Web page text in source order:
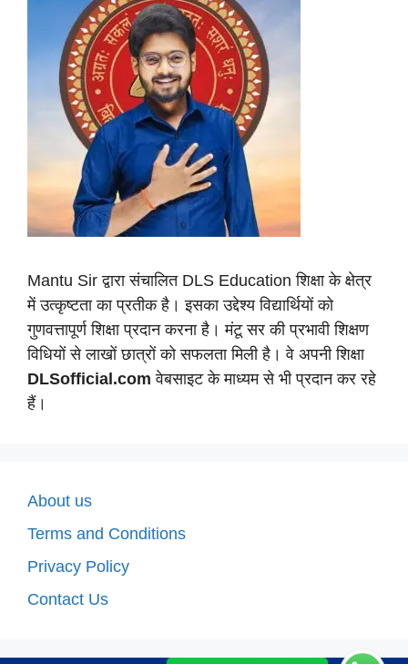
Mantu Sir द्वारा संचालित DLS Education शिक्षा के क्षेत्र
में उत्कृष्टता का प्रतीक है। इसका उद्देश्य विद्यार्थियों को
गुणवत्तापूर्ण शिक्षा प्रदान करना है। मंटू सर की प्रभावी शिक्षण
विधियों से लाखों छात्रों को सफलता मिली है। वे अपनी शिक्षा
DLSofficial.com वेबसाइट के माध्यम से भी प्रदान कर रहे
हैं।
About us
Terms and Conditions
Privacy Policy
Contact Us